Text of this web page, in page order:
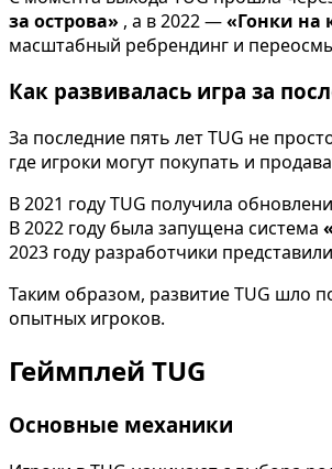
за острова» , а в 2022 —«Гонки на
масштабный ребрендинг и
Как развивалась игра за
За последние пять лет TUG не
где игроки могут покупать и
В 2021 году TUG получила
В 2022 году была запущена система
2023 году разработчики представили
Таким образом, развитие TUG шло
опытных игроков.
Геймплей TUG
Основные механики